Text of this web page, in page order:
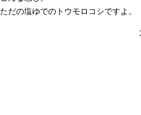
ただの塩ゆでのトウモロコシですよ。